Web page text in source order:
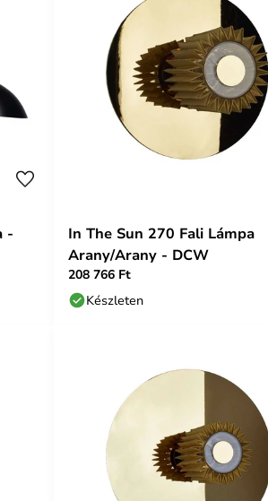
-
In The Sun 270 Fali Lámpa
Arany/Arany - DCW
208 766 Ft
Készleten